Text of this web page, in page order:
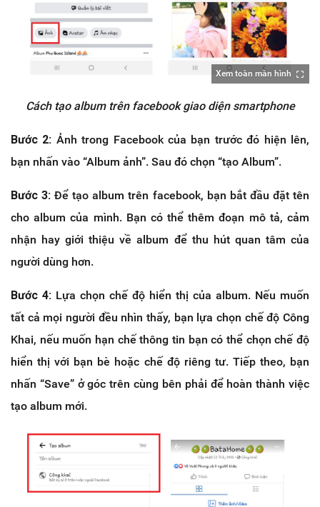
Xem toàn màn hình
Cách tạo album trên facebook giao diện smartphone
Bước 2: Ảnh trong Facebook của bạn trước đó hiện lên,
bạn nhấn vào “Album ảnh”. Sau đó chọn “tạo Album”.
Bước 3:Để tạo album trên facebook, bạn bắt đầu đặt tên
cho album của mình. Bạn có thể thêm đoạn mô tả, cảm
nhận hay giới thiệu về album để thu hút quan tâm của
người dùng hơn.
Bước 4: Lựa chọn chế độ hiển thị của album. Nếu muốn
tất cả mọi người đều nhìn thấy, bạn lựa chọn chế độ Công
Khai, nếu muốn hạn chế thông tin bạn có thể chọn chế độ
hiển thị với bạn bè hoặc chế độ riêng tư. Tiếp theo, bạn
nhấn “Save” ở góc trên cùng bên phải để hoàn thành việc
tạo album mới.